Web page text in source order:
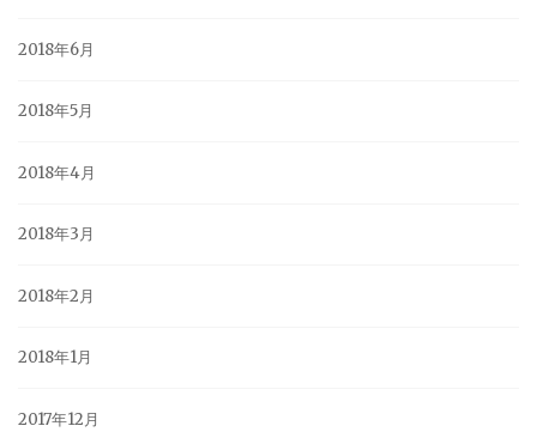
2018年6月
2018年5月
2018年4月
2018年3月
2018年2月
2018年1月
2017年12月